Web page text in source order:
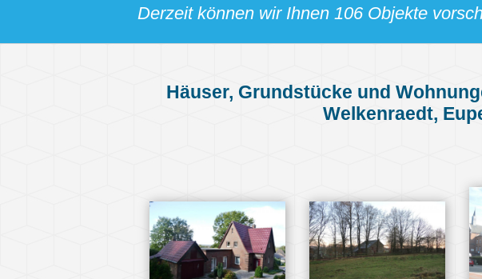
Derzeit können wir Ihnen 106 Objekte
Häuser, Grundstücke und
Welkenraedt,